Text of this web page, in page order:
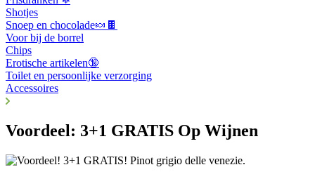
Shotjes
Snoep en chocolade🍬🍫
Voor bij de borrel
Chips
Erotische artikelen🔞
Toilet en persoonlijke verzorging
Accessoires
Voordeel: 3+1 GRATIS Op Wijnen